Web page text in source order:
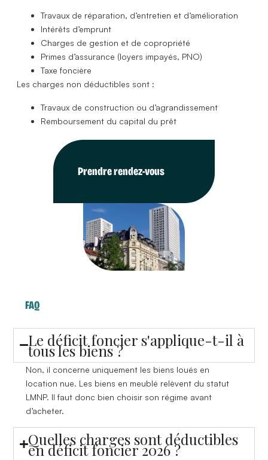
Travaux de réparation, d’entretien et d’amélioration
Intérêts d’emprunt
Charges de gestion et de copropriété
Primes d’assurance (loyers impayés, PNO)
Taxe foncière
Les charges non déductibles sont :
Travaux de construction ou d’agrandissement
Remboursement du capital du prêt
Prendre rendez-vous
FAQ
Le déficit foncier s'applique-t-il à
tous les biens ?
Non, il concerne uniquement les biens loués en
location nue. Les biens en meublé relèvent du statut
LMNP. Il faut donc bien choisir son régime avant
d’acheter.
Quelles charges sont déductibles
en déficit foncier 2026 ?